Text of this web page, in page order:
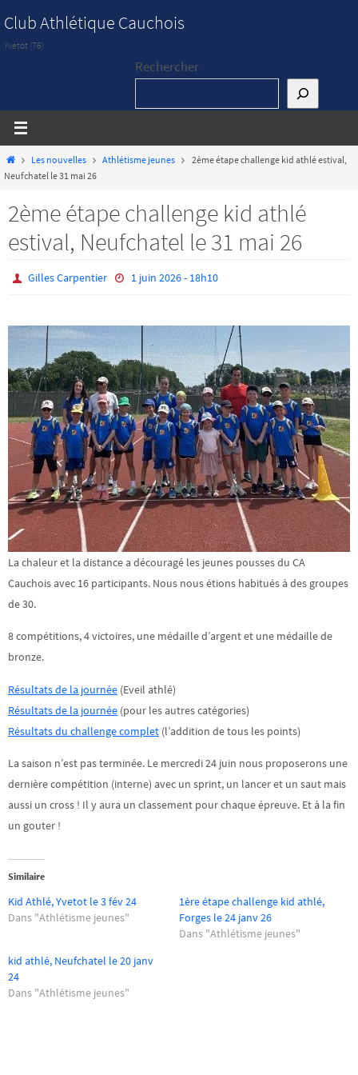
vers
le
Club Athlétique Cauchois
Yvetot (76)
Rechercher
HomeLes nouvelles Athlétisme jeunes
2ème étape challenge kid athlé estival,
Neufchatel le 31 mai 26
2ème étape challenge kid athlé
estival, Neufchatel le 31 mai 26
Gilles Carpentier 1 juin 2026 - 18h10
La chaleur et la distance a découragé les jeunes pousses du CA
Cauchois avec 16 participants. Nous nous étions habitués à des groupes
de 30.
8 compétitions, 4 victoires, une médaille d’argent et une médaille de
bronze.
Résultats de la journée (Eveil athlé)
Résultats de la journée (pour les autres catégories)
Résultats du challenge complet (l’addition de tous les points)
La saison n’est pas terminée. Le mercredi 24 juin nous proposerons une
dernière compétition (interne) avec un sprint, un lancer et un saut mais
aussi un cross ! Il y aura un classement pour chaque épreuve. Et à la fin
un gouter !
Similaire
Kid Athlé, Yvetot le 3 fév 24
Dans "Athlétisme jeunes"
1ère étape challenge kid athlé,
Forges le 24 janv 26
Dans "Athlétisme jeunes"
kid athlé, Neufchatel le 20 janv
24
Dans "Athlétisme jeunes"